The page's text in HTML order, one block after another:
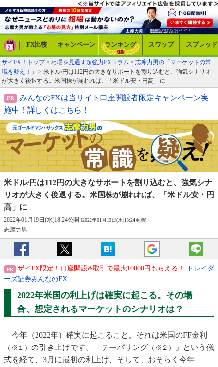
FX比較 キャンペーン ランキング スワップ スプレッド
ザイFX！トップ> 相場を見通す超強力FXコラム > 志摩力男の「マーケットの常
識を疑え！」
> 米ドル/円は112円の大きなサポートを割り込むと、強気シナリオ
が大きく後退する。米国株が崩れれば、「米ドル安・円高」に
みんなのFXは当サイト口座開設者限定キャンペーン実
施中！詳しくはこちら！
米ドル/円は112円の大きなサポートを割り込むと、強気シナ
リオが大きく後退する。 米国株が崩れれば、「米ドル安・円
高」に
2022年01月19日(水)18:24公開 [2022年01月19日(水)18:24更新]
志摩力男
ザイFX限定！口座開設&取引で最大10000円もらえる！
トレイダ
ーズ証券みんなのFX
2022年米国の利上げは確実に起こる。その場
合、想定されるマーケットのシナリオは？
今年（2022年）確実に起こること。それは米国のFF金利
（※１） の引き上げです。「テーパリング （※２）
」という儀
式を経て、3月に最初の利上げ、そして、おそらく今年